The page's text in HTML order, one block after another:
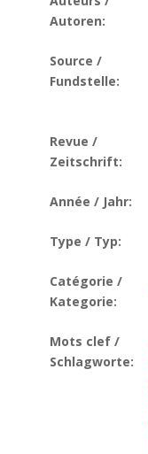
Autoren:
Source /
Fundstelle:
Revue /
Zeitschrift:
Année / Jahr:
Type / Typ:
Catégorie /
Kategorie:
Mots clef /
Schlagworte: